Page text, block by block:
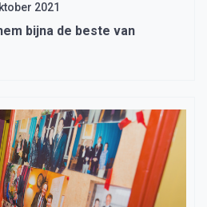
2021
bijna de beste van